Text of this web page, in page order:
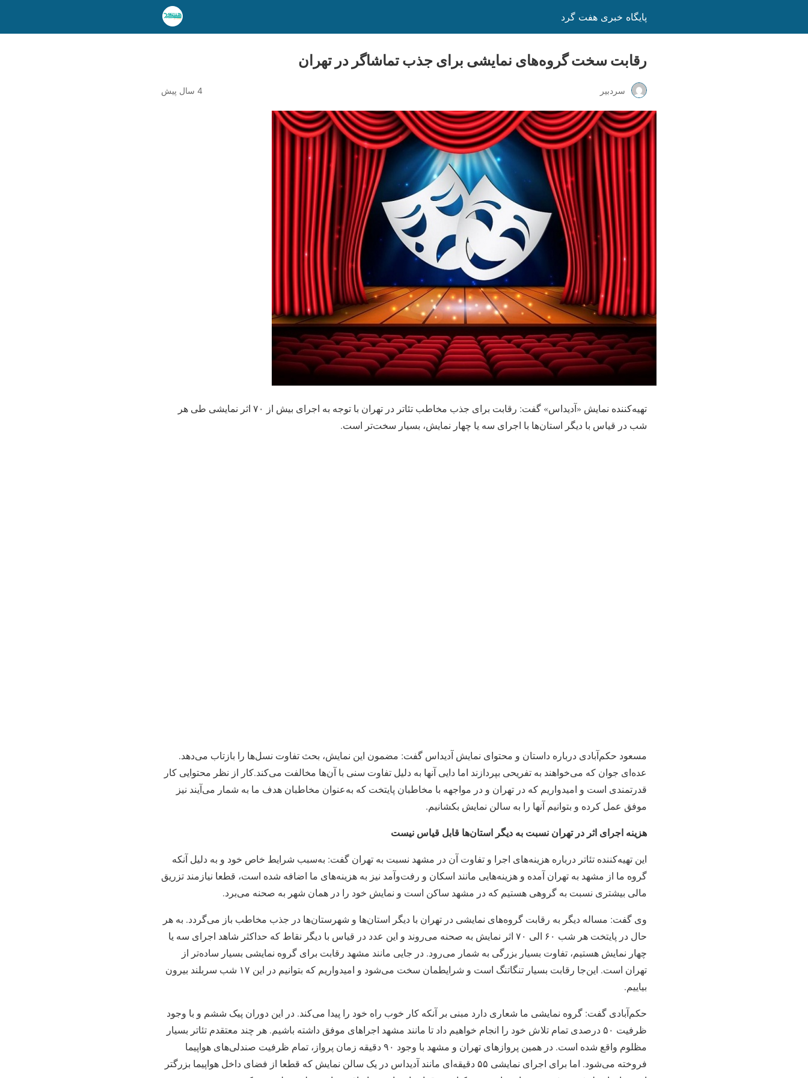
پایگاه خبری هفت گرد
رقابت سخت گروه‌های نمایشی برای جذب تماشاگر در تهران
سردبیر 4 سال پیش
تهیه‌کننده نمایش «آدیداس» گفت: رقابت برای جذب مخاطب تئاتر در تهران با توجه به اجرای بیش از ۷۰ اثر نمایشی طی هر
شب در قیاس با دیگر استان‌ها با اجرای سه یا چهار نمایش، بسیار سخت‌تر است.
مسعود حکم‌آبادی درباره داستان و محتوای نمایش آدیداس گفت: مضمون این نمایش، بحث تفاوت نسل‌ها را بازتاب می‌دهد.
عده‌ای جوان که می‌خواهند به تفریحی بپردازند اما دایی آنها به دلیل تفاوت سنی با آن‌ها مخالفت می‌کند.کار از نظر محتوایی کار
قدرتمندی است و امیدواریم که در تهران و در مواجهه با مخاطبان پایتخت که به‌عنوان مخاطبان هدف ما به شمار می‌آیند نیز
موفق عمل کرده و بتوانیم آنها را به سالن نمایش بکشانیم.
هزینه اجرای اثر در تهران نسبت به دیگر استان‌ها قابل قیاس نیست
این تهیه‌کننده تئاتر درباره هزینه‌های اجرا و تفاوت آن در مشهد نسبت به تهران گفت: به‌سبب شرایط خاص خود و به دلیل آنکه
گروه ما از مشهد به تهران آمده و هزینه‌هایی مانند اسکان و رفت‌وآمد نیز به هزینه‌های ما اضافه شده است، قطعا نیازمند تزریق
مالی بیشتری نسبت به گروهی هستیم که در مشهد ساکن است و نمایش خود را در همان شهر به صحنه می‌برد.
وی گفت: مساله دیگر به رقابت گروه‌های نمایشی در تهران با دیگر استان‌ها و شهرستان‌ها در جذب مخاطب باز می‌گردد. به هر
حال در پایتخت هر شب ۶۰ الی ۷۰ اثر نمایش به صحنه می‌روند و این عدد در قیاس با دیگر نقاط که حداکثر شاهد اجرای سه یا
چهار نمایش هستیم، تفاوت بسیار بزرگی به شمار می‌رود. در جایی مانند مشهد رقابت برای گروه نمایشی بسیار ساده‌تر از
تهران است. این‌جا رقابت بسیار تنگاتنگ است و شرایطمان سخت می‌شود و امیدواریم که بتوانیم در این ۱۷ شب سربلند بیرون
بیاییم.
حکم‌آبادی گفت: گروه نمایشی ما شعاری دارد مبنی بر آنکه کار خوب راه خود را پیدا می‌کند. در این دوران پیک ششم و با وجود
ظرفیت ۵۰ درصدی تمام تلاش خود را انجام خواهیم داد تا مانند مشهد اجراهای موفق داشته باشیم. هر چند معتقدم تئاتر بسیار
مظلوم واقع شده است. در همین پروازهای تهران و مشهد با وجود ۹۰ دقیقه زمان پرواز، تمام ظرفیت صندلی‌های هواپیما
فروخته می‌شود. اما برای اجرای نمایشی ۵۵ دقیقه‌ای مانند آدیداس در یک سالن نمایش که قطعا از فضای داخل هواپیما بزرگتر